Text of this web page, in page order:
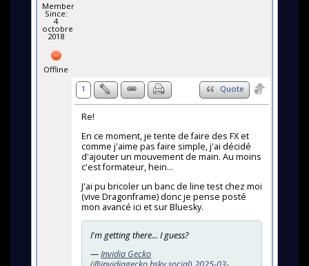
Member
Since:
4
octobre
2018
Offline
1
Quote
Re!
En ce moment, je tente de faire des FX et
comme j'aime pas faire simple, j'ai décidé
d'ajouter un mouvement de main. Au moins
c'est formateur, hein...
J'ai pu bricoler un banc de line test chez moi
(vive Dragonframe) donc je pense posté
mon avancé ici et sur Bluesky.
I'm getting there... I guess?
—Invidia Gecko